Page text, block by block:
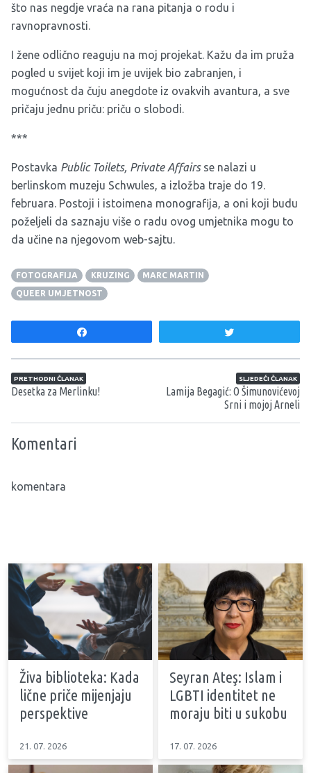
što nas negdje vraća na rana pitanja o rodu i
ravnopravnosti.
I žene odlično reaguju na moj projekat. Kažu da im pruža
pogled u svijet koji im je uvijek bio zabranjen, i
mogućnost da čuju anegdote iz ovakvih avantura, a sve
pričaju jednu priču: priču o slobodi.
***
Postavka Public Toilets, Private Affairsse nalazi u
berlinskom muzeju Schwules, a izložba traje do 19.
februara. Postoji i istoimena monografija, a oni koji budu
poželjeli da saznaju više o radu ovog umjetnika mogu to
da učine na njegovom web-sajtu.
FOTOGRAFIJA KRUZING
MARC MARTIN
QUEER UMJETNOST
Navigacija članaka
PRETHODNI ČLANAK
Desetka za Merlinku!
SLJEDEĆI ČLANAK
Lamija Begagić: O Šimunovićevoj
Srni i mojoj Arneli
Komentari
komentara
Živa biblioteka: Kada
lične priče mijenjaju
perspektive
21. 07. 2026
Seyran Ateş: Islam i
LGBTI identitet ne
moraju biti u sukobu
17. 07. 2026